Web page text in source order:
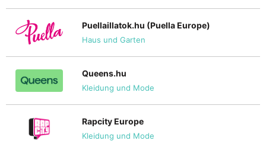
Puellaillatok.hu (Puella Europe)
Haus und Garten
Queens.hu
Kleidung und Mode
Rapcity Europe
Kleidung und Mode